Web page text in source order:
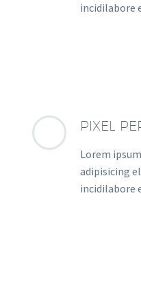
incidilabore
PIXEL
Lorem
adipisicing
incidilabore